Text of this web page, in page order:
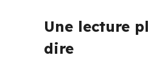
Une lecture
dire